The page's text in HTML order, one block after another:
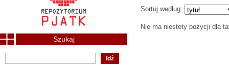
Sortuj według:
Nie ma niestety pozycji dla
Szukaj